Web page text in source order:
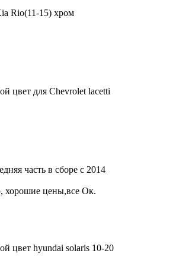
Rio(11-15) хром
цвет для Chevrolet lacetti
часть в сборе с 2014
хорошие цены,все Ок.
цвет hyundai solaris 10-20